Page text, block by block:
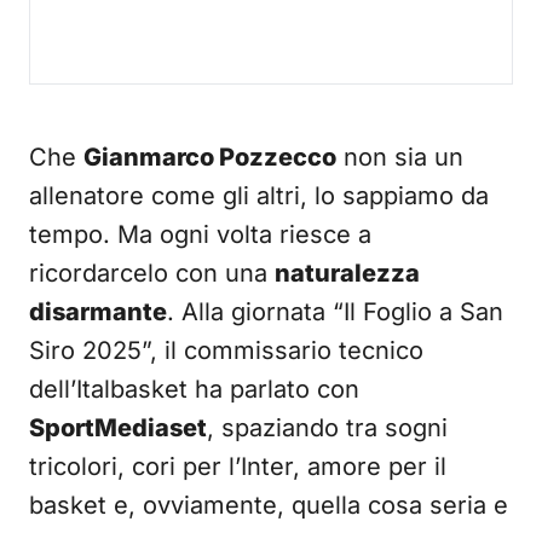
Che Gianmarco Pozzecco non sia un
allenatore come gli altri, lo sappiamo da
tempo. Ma ogni volta riesce a
ricordarcelo con una naturalezza
disarmante. Alla giornata “Il Foglio a San
Siro 2025”, il commissario tecnico
dell’Italbasket ha parlato con
SportMediaset, spaziando tra sogni
tricolori, cori per l’Inter, amore per il
basket e, ovviamente, quella cosa seria e